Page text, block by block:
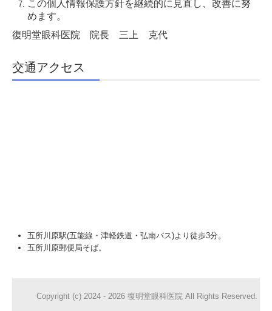
交通アクセス
五所川原駅(五能線・津軽鉄道・弘南バス)より徒歩3分。
五所川原郵便局そば。
この個人情報保護方針を継続的に見直し、改善に努
めます。
復明堂眼科医院 院長 三上 克代
Copyright (c) 2024 - 2026 復明堂眼科医院 All Rights Reserved.